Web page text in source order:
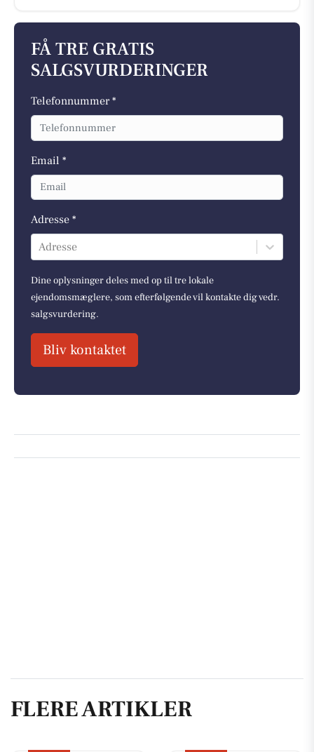
FÅ TRE GRATIS
SALGSVURDERINGER
Telefonnummer *
Email *
Adresse *
Adresse
Dine oplysninger deles med op til tre lokale
ejendomsmæglere, som efterfølgende vil kontakte dig vedr.
salgsvurdering.
Bliv kontaktet
FLERE ARTIKLER